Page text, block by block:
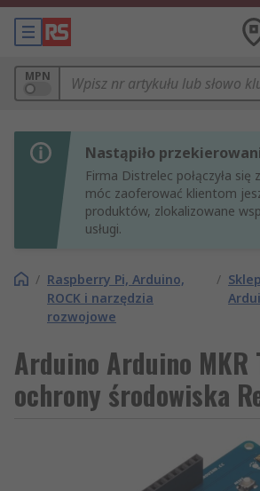
MPN
Nastąpiło
Firma Distrelec połączyła się
móc zaoferować klientom
produktów, zlokalizowane
usługi.
/ Raspberry Pi, Arduino,
ROCK i narzędzia
rozwojowe
/ Sklep
Arduino Arduino MKR
ochrony środowiska